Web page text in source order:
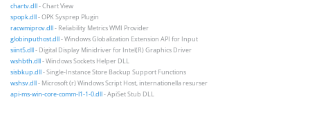
chartv.dll- Chart View
spopk.dll- OPK Sysprep Plugin
racwmiprov.dll- Reliability Metrics WMI Provider
globinputhost.dll- Windows Globalization Extension API for Input
siint5.dll- Digital Display Minidriver for Intel(R) Graphics Driver
wshbth.dll- Windows Sockets Helper DLL
sisbkup.dll- Single-Instance Store Backup Support Functions
wshsv.dll- Microsoft (r) Windows Script Host, internationella resurser
api-ms-win-core-comm-l1-1-0.dll- ApiSet Stub DLL